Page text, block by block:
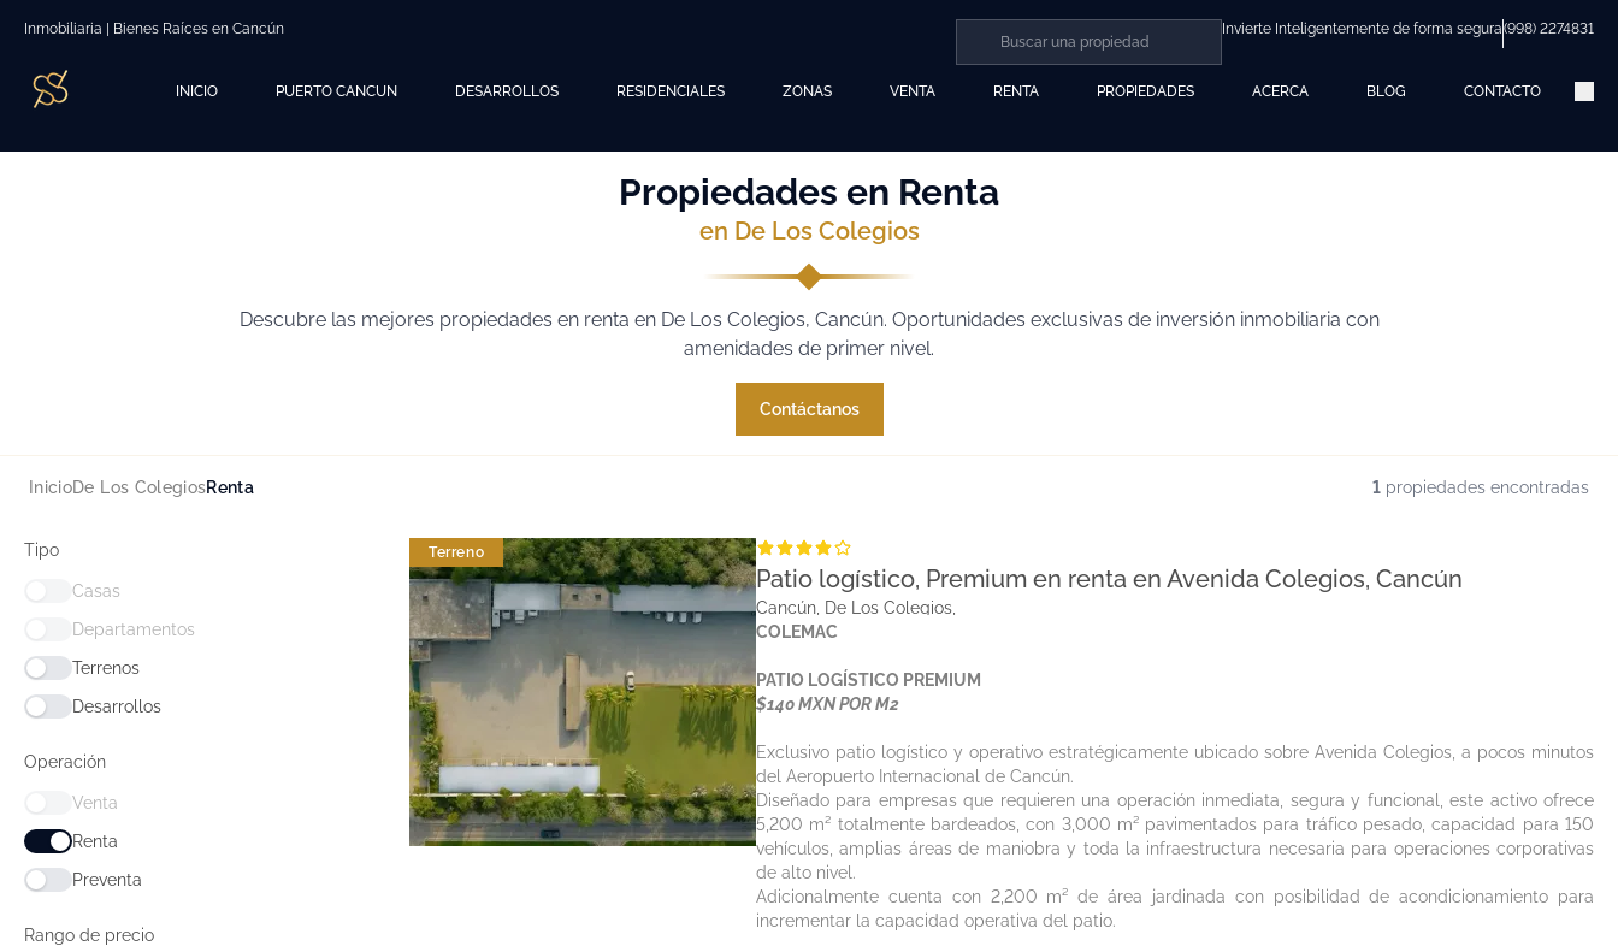
Inmobiliaria | Bienes Raíces en Cancún Invierte Inteligentemente de forma segura(998) 2274831
INICIO PUERTO CANCUN DESARROLLOS RESIDENCIALES ZONAS VENTA RENTA PROPIEDADES ACERCA BLOG CONTACTO
Propiedades en Renta
en De Los Colegios
Descubre las mejores propiedades en renta en De Los Colegios, Cancún. Oportunidades exclusivas de inversión inmobiliaria con
amenidades de primer nivel.
Contáctanos
InicioDe Los ColegiosRenta 1 propiedades encontradas
Tipo
Casas
Departamentos
Terrenos
Desarrollos
Operación
Venta
Renta
Preventa
Rango de precio
Terreno
Patio logístico, Premium en renta en Avenida Colegios, Cancún
Cancún, De Los Colegios,
COLEMAC
PATIO LOGÍSTICO PREMIUM
$140 MXN POR M2
Exclusivo patio logístico y operativo estratégicamente ubicado sobre Avenida Colegios, a pocos minutos
del Aeropuerto Internacional de Cancún.
Diseñado para empresas que requieren una operación inmediata, segura y funcional, este activo ofrece
5,200 m² totalmente bardeados, con 3,000 m² pavimentados para tráfico pesado, capacidad para 150
vehículos, amplias áreas de maniobra y toda la infraestructura necesaria para operaciones corporativas
de alto nivel.
Adicionalmente cuenta con 2,200 m² de área jardinada con posibilidad de acondicionamiento para
incrementar la capacidad operativa del patio.